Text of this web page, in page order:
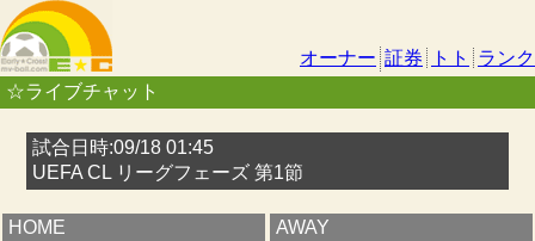
オーナー 証券 トト
ランク
☆ライブチャット
試合日時:09/18 01:45
UEFA CL リーグフェーズ 第1節
HOME
AWAY